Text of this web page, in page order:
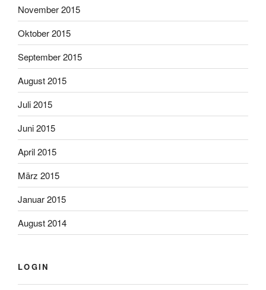
November 2015
Oktober 2015
September 2015
August 2015
Juli 2015
Juni 2015
April 2015
März 2015
Januar 2015
August 2014
LOGIN